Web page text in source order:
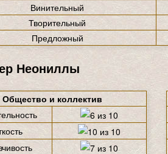
Винительный
Творительный
Предложный
Неониллы
Общество и коллектив